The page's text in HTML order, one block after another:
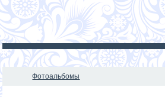
Фотоальбомы